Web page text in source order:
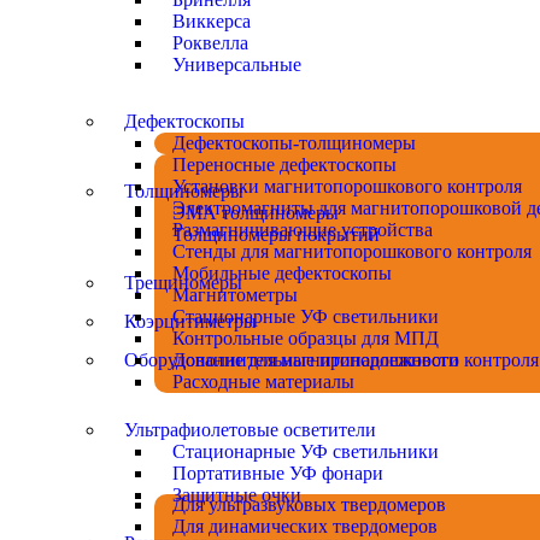
Виккерса
Роквелла
Универсальные
Дефектоскопы
Дефектоскопы-толщиномеры
Толщиномеры
ЭМА толщиномеры
Толщиномеры покрытий
Трещиномеры
Коэрцитиметры
Оборудование для магнитопорошкового контроля
Переносные дефектоскопы
Установки магнитопорошкового контроля
Электромагниты для магнитопорошковой
Размагничивающие устройства
Стенды для магнитопорошкового контроля
Мобильные дефектоскопы
Магнитометры
Стационарные УФ светильники
Контрольные образцы для МПД
Дополнительные принадлежности
Расходные материалы
Ультрафиолетовые осветители
Стационарные УФ светильники
Портативные УФ фонари
Защитные очки
Для ультразвуковых твердомеров
Для динамических твердомеров